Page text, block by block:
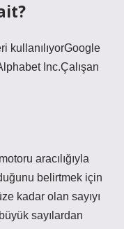
kullanılıyorGoogle
Inc.Çalışan
aracılığıyla
belirtmek için
kadar olan sayıyı
sayılardan